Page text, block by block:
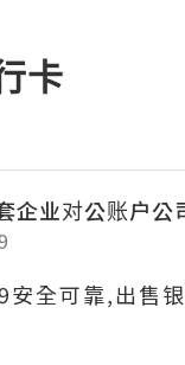
卡
企业对公账户公
全可靠,出售